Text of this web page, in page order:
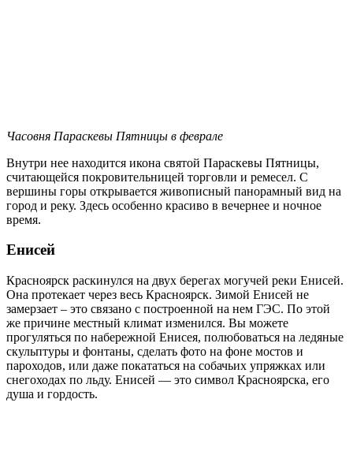
Часовня Параскевы Пятницы в феврале
Внутри нее находится икона святой Параскевы Пятницы,
считающейся покровительницей торговли и ремесел. С
вершины горы открывается живописный панорамный вид на
город и реку. Здесь особенно красиво в вечернее и ночное
время.
Енисей
Красноярск раскинулся на двух берегах могучей реки Енисей.
Она протекает через весь Красноярск. Зимой Енисей не
замерзает – это связано с построенной на нем ГЭС. По этой
же причине местный климат изменился. Вы можете
прогуляться по набережной Енисея, полюбоваться на ледяные
скульптуры и фонтаны, сделать фото на фоне мостов и
пароходов, или даже покататься на собачьих упряжках или
снегоходах по льду. Енисей — это символ Красноярска, его
душа и гордость.